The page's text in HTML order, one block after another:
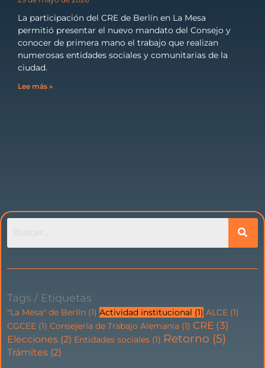
La participación del CRE de Berlín en La Mesa
permitió presentar el nuevo mandato del Consejo y
conocer de primera mano el trabajo que realizan
numerosas entidades sociales y comunitarias de la
ciudad.
Lee más »
Tags / Etiquetas
"La Mesa" de Berlín (1) Actividad institucional (1) ALCE (1)
CGCEE (1) Consejería de Trabajo Alemania (1) CRE (3)
Elecciones (2) Entidades sociales (1) Retorno (5)
Trámites (2)